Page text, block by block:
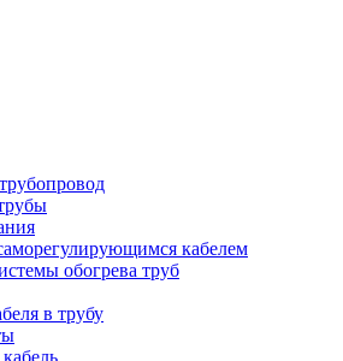
кабелем
обогрева труб
в трубу